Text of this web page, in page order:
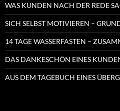
WAS KUNDEN NACH DER REDE
SICH SELBST MOTIVIEREN –
14 TAGE WASSERFASTEN –
DAS DANKESCHÖN EINES
AUS DEM TAGEBUCH EINES